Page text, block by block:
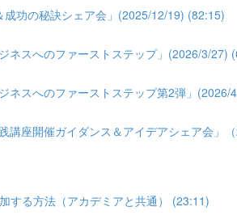
功の秘訣シェア会」(2025/12/19) (82:15)
ネスへのファーストステップ」(2026/3/27)
ネスへのファーストステップ第2弾」(2026/
講座開催ガイダンス＆アイデアシェア会」
する方法（アカデミアと共通） (23:11)